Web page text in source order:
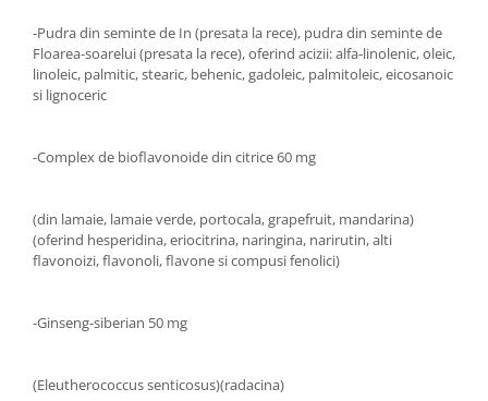
-Pudra din seminte de In (presata la rece), pudra din seminte de
Floarea-soarelui (presata la rece), oferind acizii: alfa-linolenic, oleic,
linoleic, palmitic, stearic, behenic, gadoleic, palmitoleic, eicosanoic
si lignoceric
-Complex de bioflavonoide din citrice 60 mg
(din lamaie, lamaie verde, portocala, grapefruit, mandarina)
(oferind hesperidina, eriocitrina, naringina, narirutin, alti
flavonoizi, flavonoli, flavone si compusi fenolici)
-Ginseng-siberian 50 mg
(Eleutherococcus senticosus)(radacina)